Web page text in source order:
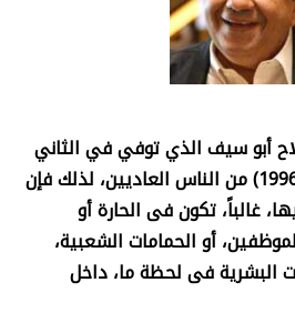
أبو سيف الذي توفي في الثاني
والعشرين من يونيو عام 1996) من الناس العاديين، لذلك فإن
غالباً، تكون فى الحارة أو
أو الحمامات الشعبية،
البشرية فى لحظة ما، داخل